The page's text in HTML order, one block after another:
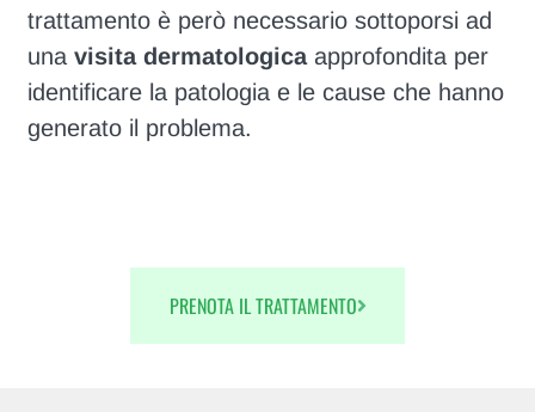
trattamento è però necessario sottoporsi ad
unavisita dermatologicaapprofondita per
identificare la patologia e le cause che hanno
generato il problema.
PRENOTA IL TRATTAMENTO